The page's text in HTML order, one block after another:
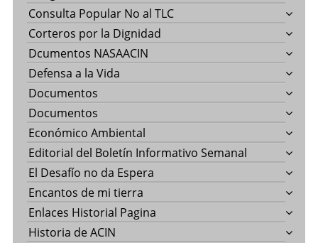
Consulta Popular No al TLC
Corteros por la Dignidad
Dcumentos NASAACIN
Defensa a la Vida
Documentos
Documentos
Económico Ambiental
Editorial del Boletín Informativo Semanal
El Desafío no da Espera
Encantos de mi tierra
Enlaces Historial Pagina
Historia de ACIN